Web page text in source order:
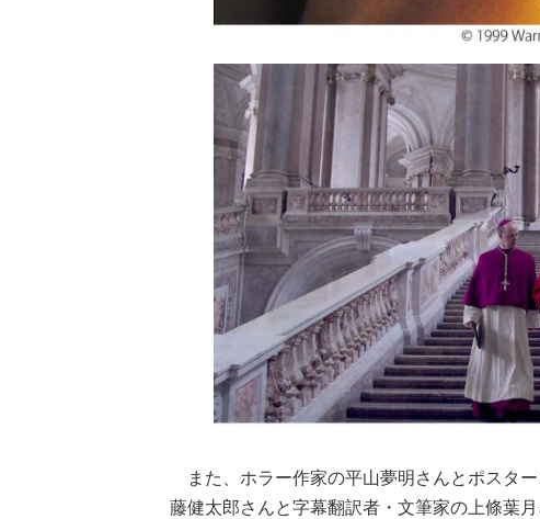
また、ホラー作家の平山夢明さんとポスタ
藤健太郎さんと字幕翻訳者・文筆家の上條葉